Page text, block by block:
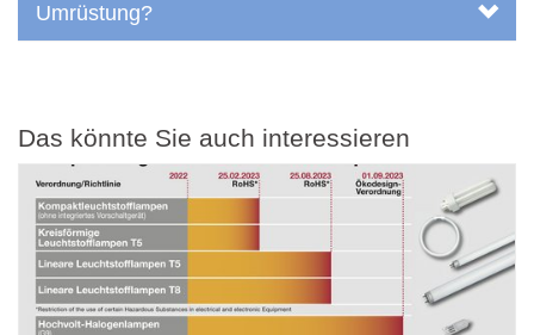
Umrüstung?
Das könnte Sie auch interessieren